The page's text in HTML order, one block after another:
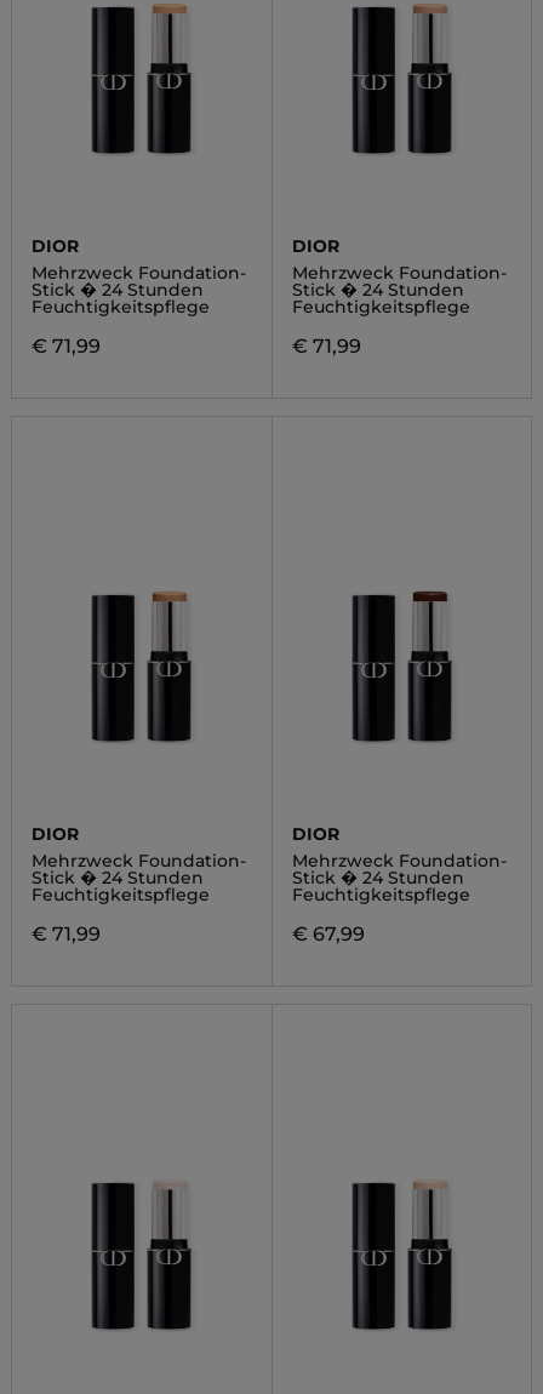
DIOR
Mehrzweck Foundation-
Stick � 24 Stunden
Feuchtigkeitspflege
€ 71,99
DIOR
Mehrzweck Foundation-
Stick � 24 Stunden
Feuchtigkeitspflege
€ 71,99
DIOR
Mehrzweck Foundation-
Stick � 24 Stunden
Feuchtigkeitspflege
€ 71,99
DIOR
Mehrzweck Foundation-
Stick � 24 Stunden
Feuchtigkeitspflege
€ 67,99